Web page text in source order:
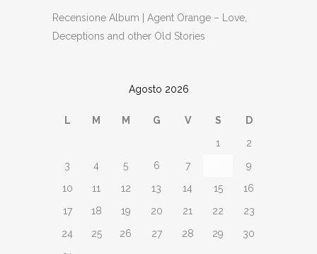
Recensione Album | Agent Orange – Love,
Deceptions and other Old Stories
Agosto 2026
L M M G V S
D
1
2
3
4 5 6 7
9
10
11 12 13 14 15
16
17
18 19 20 21 22
23
24
25 26 27 28 29
30